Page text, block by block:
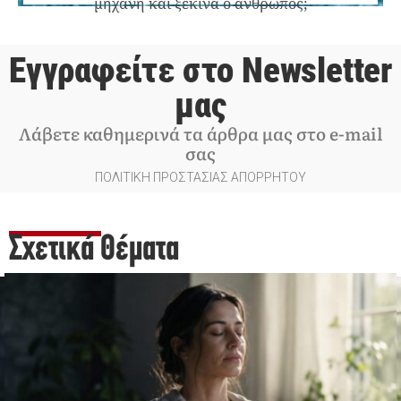
Εγγραφείτε στο Newsletter
μας
Λάβετε καθημερινά τα άρθρα μας στο e-mail
σας
ΠΟΛΙΤΙΚΗ ΠΡΟΣΤΑΣΙΑΣ ΑΠΟΡΡΗΤΟΥ
Σχετικά Θέματα